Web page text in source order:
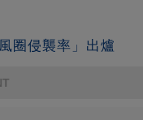
圈侵襲率」出爐